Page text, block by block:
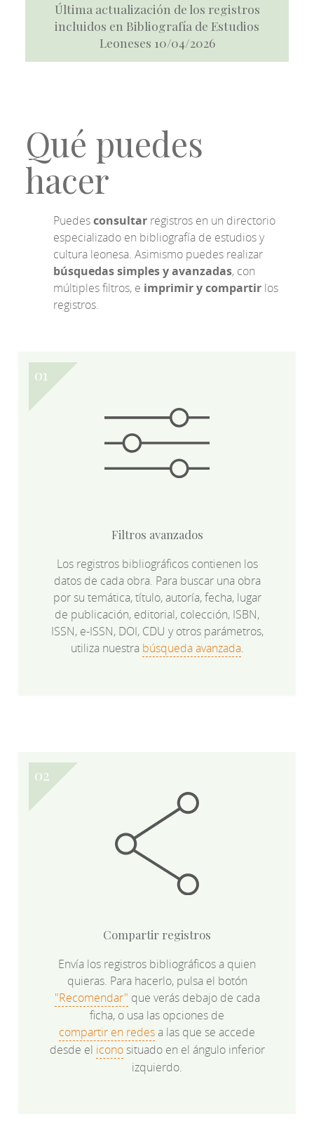
Última actualización de los registros
incluidos en Bibliografía de Estudios
Leoneses 10/04/2026
Qué puedes
hacer
Puedesconsultar registros en un directorio
especializado en bibliografía de estudios y
cultura leonesa. Asimismo puedes realizar
búsquedas simples y avanzadas, con
múltiples filtros, e imprimir y compartir los
registros.
Filtros avanzados
Los registros bibliográficos contienen los
datos de cada obra. Para buscar una obra
por su temática, título, autoría, fecha, lugar
de publicación, editorial, colección, ISBN,
ISSN, e-ISSN, DOI, CDU y otros parámetros,
utiliza nuestra búsqueda avanzada.
Compartir registros
Envía los registros bibliográficos a quien
quieras. Para hacerlo, pulsa el botón
"Recomendar" que verás debajo de cada
ficha, o usa las opciones de
compartir en redesa las que se accede
desde el iconosituado en el ángulo inferior
izquierdo.